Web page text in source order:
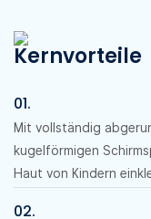
Kernvorteile
01.
Mit vollständig
kugelförmigen
Haut von Kindern
02.